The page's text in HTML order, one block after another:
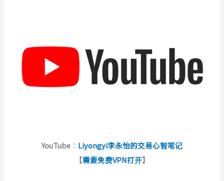
YouTube ： Liyongyi李永怡的交易心智笔记
【需要免费VPN打开】